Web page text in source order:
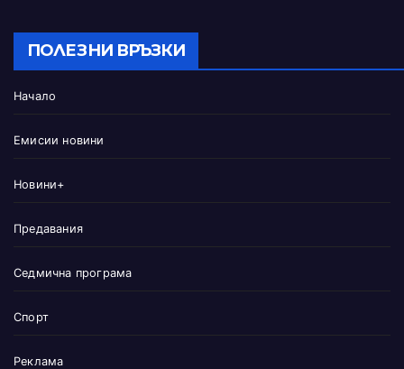
ПОЛЕЗНИ ВРЪЗКИ
Начало
Емисии новини
Новини+
Предавания
Седмична програма
Спорт
Реклама